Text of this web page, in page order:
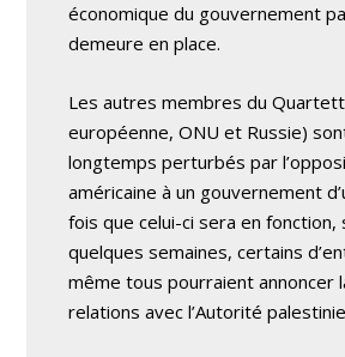
économique du gouvernement
demeure en place.
Les autres membres du
européenne, ONU et Russie)
longtemps perturbés par
américaine à un gouvernement
fois que celui-ci sera en fonction,
quelques semaines, certains
même tous pourraient annoncer
relations avec l’Autorité